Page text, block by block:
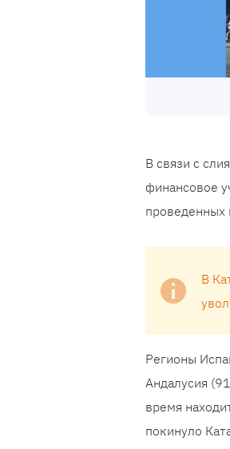
В связи с
финансовое
проведенных
В
Регионы
Андалусия
время
покинуло